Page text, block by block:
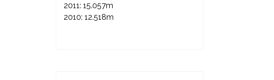
2011: 15.057m
2010: 12.518m